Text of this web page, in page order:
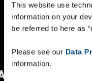
This website use
information on your
be referred to here as
Please see our Data
information.
die